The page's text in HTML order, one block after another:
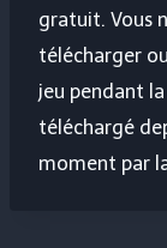
gratuit. Vous
télécharger
jeu pendant
téléchargé
moment par